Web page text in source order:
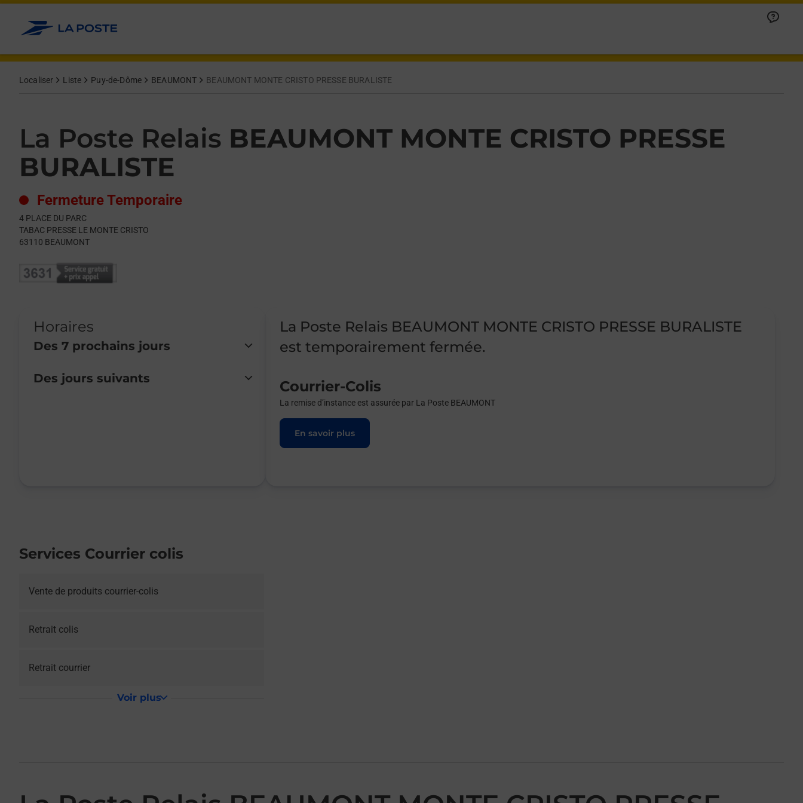
Allez au contenu
Localiser Liste Puy-de-Dôme BEAUMONT BEAUMONT MONTE CRISTO PRESSE BURALISTE
La Poste Relais BEAUMONT MONTE CRISTO PRESSE
BURALISTE
Fermeture Temporaire
4 PLACE DU PARC
TABAC PRESSE LE MONTE CRISTO
63110 BEAUMONT
Horaires
Des 7 prochains jours
Day of the WeekHours
Lundi
Fermé
Des jours suivants
La Poste Relais BEAUMONT MONTE CRISTO PRESSE BURALISTE
est temporairement fermée.
Courrier-Colis
La remise d’instance est assurée par La Poste BEAUMONT
En savoir plus
Services Courrier colis
Vente de produits courrier-colis
Retrait colis
Retrait courrier
Voir plus
Get directions to La Poste Relais at 4 PLACE DU PARC BEAUMONT,
lien s'ouvre dans un nouvel onglet